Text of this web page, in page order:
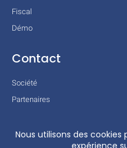
Fiscal
Démo
Contact
Société
Partenaires
Mentions légales